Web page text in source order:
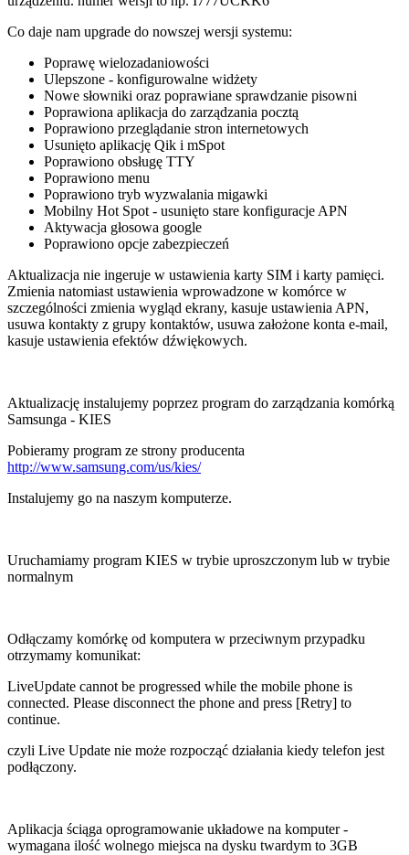
Co daje nam upgrade do nowszej wersji systemu:
Poprawę wielozadaniowości
Ulepszone - konfigurowalne widżety
Nowe słowniki oraz poprawiane sprawdzanie pisowni
Poprawiona aplikacja do zarządzania pocztą
Poprawiono przeglądanie stron internetowych
Usunięto aplikację Qik i mSpot
Poprawiono obsługę TTY
Poprawiono menu
Poprawiono tryb wyzwalania migawki
Mobilny Hot Spot - usunięto stare konfiguracje APN
Aktywacja głosowa google
Poprawiono opcje zabezpieczeń
Aktualizacja nie ingeruje w ustawienia karty SIM i karty pamięci.
Zmienia natomiast ustawienia wprowadzone w komórce w
szczególności zmienia wygląd ekrany, kasuje ustawienia APN,
usuwa kontakty z grupy kontaktów, usuwa założone konta e-mail,
kasuje ustawienia efektów dźwiękowych.
Aktualizację instalujemy poprzez program do zarządzania komórką
Samsunga - KIES
Pobieramy program ze strony producenta
http://www.samsung.com/us/kies/
Instalujemy go na naszym komputerze.
Uruchamiamy program KIES w trybie uproszczonym lub w trybie
normalnym
Odłączamy komórkę od komputera w przeciwnym przypadku
otrzymamy komunikat:
LiveUpdate cannot be progressed while the mobile phone is
connected. Please disconnect the phone and press [Retry] to
continue.
czyli Live Update nie może rozpocząć działania kiedy telefon jest
podłączony.
Aplikacja ściąga oprogramowanie układowe na komputer -
wymagana ilość wolnego miejsca na dysku twardym to 3GB